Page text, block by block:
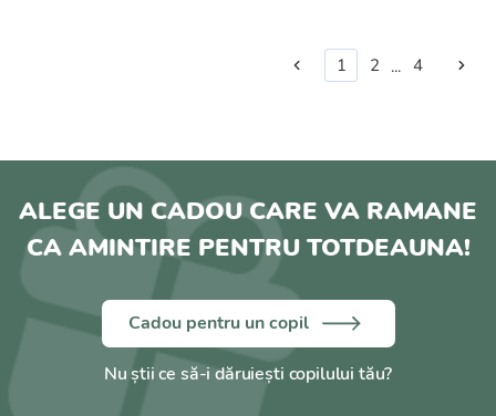
1 2 ... 4
ALEGE UN CADOU CARE VA RAMANE
CA AMINTIRE PENTRU TOTDEAUNA!
Cadou pentru un copil
Nu știi ce să-i dăruiești copilului tău?